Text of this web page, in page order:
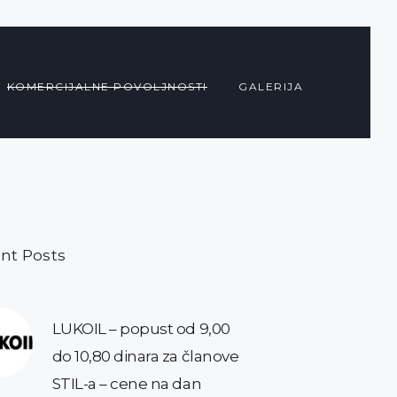
KOMERCIJALNE POVOLJNOSTI GALERIJA
Posts
LUKOIL – popust od 9,00
do 10,80 dinara za članove
STIL-a – cene na dan